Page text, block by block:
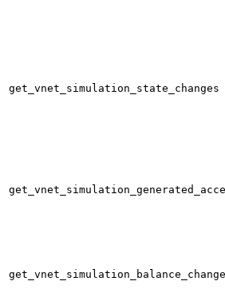
get_vnet_simulation_state_changes